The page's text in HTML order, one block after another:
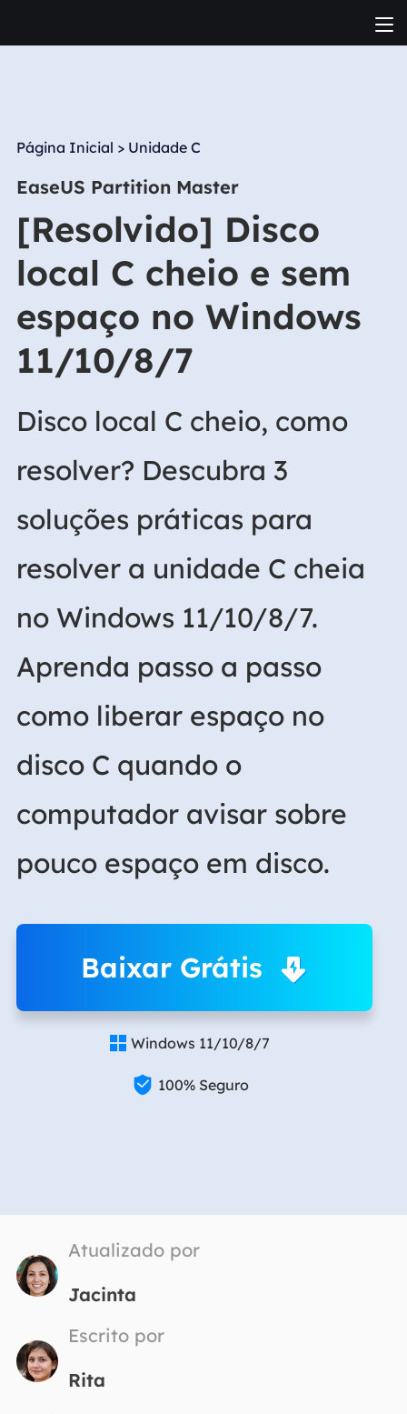
Página Inicial > Unidade C
EaseUS Partition Master
[Resolvido] Disco
local C cheio e sem
espaço no Windows
11/10/8/7
Disco local C cheio, como
resolver? Descubra 3
soluções práticas para
resolver a unidade C cheia
no Windows 11/10/8/7.
Aprenda passo a passo
como liberar espaço no
disco C quando o
computador avisar sobre
pouco espaço em disco.
Baixar Grátis
 Windows 11/10/8/7
 100% Seguro
Atualizado por
Jacinta
Escrito por
Rita